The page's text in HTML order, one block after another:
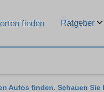
finden Ratgeber
Autos finden. Schauen Sie